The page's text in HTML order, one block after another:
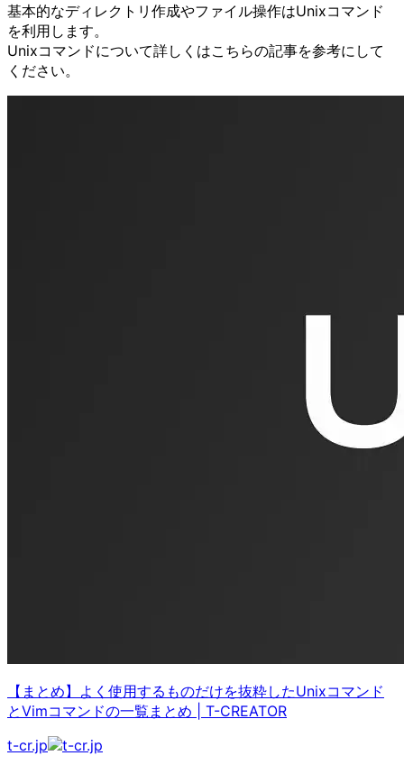
基本的なディレクトリ作成やファイル操作はUnixコマンド
を利用します。
Unixコマンドについて詳しくはこちらの記事を参考にして
ください。
【まとめ】よく使用するものだけを抜粋したUnixコマンド
とVimコマンドの一覧まとめ
T-CREATOR
t-cr.jp